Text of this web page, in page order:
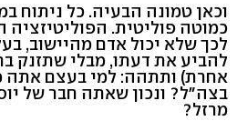
וכאן טמונה הבעיה. כל ניתוח
כמוטה פוליטית.
לכך שלא יכול אדם מהיישוב,
להביע את דעתו, מבלי שתזנק
אחרת) ותתהה: למי בעצם אתה
בצה"ל? ונכון שאתה חבר של
מרזל?